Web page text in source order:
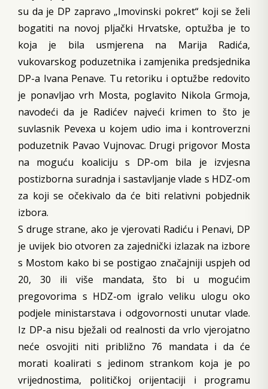
su da je DP zapravo „Imovinski pokret“ koji se želi
bogatiti na novoj pljački Hrvatske, optužba je to
koja je bila usmjerena na Marija Radića,
vukovarskog poduzetnika i zamjenika predsjednika
DP-a Ivana Penave. Tu retoriku i optužbe redovito
je ponavljao vrh Mosta, poglavito Nikola Grmoja,
navodeći da je Radićev najveći krimen to što je
suvlasnik Pevexa u kojem udio ima i kontroverzni
poduzetnik Pavao Vujnovac. Drugi prigovor Mosta
na moguću koaliciju s DP-om bila je izvjesna
postizborna suradnja i sastavljanje vlade s HDZ-om
za koji se očekivalo da će biti relativni pobjednik
izbora.
S druge strane, ako je vjerovati Radiću i Penavi, DP
je uvijek bio otvoren za zajednički izlazak na izbore
s Mostom kako bi se postigao značajniji uspjeh od
20, 30 ili više mandata, što bi u mogućim
pregovorima s HDZ-om igralo veliku ulogu oko
podjele ministarstava i odgovornosti unutar vlade.
Iz DP-a nisu bježali od realnosti da vrlo vjerojatno
neće osvojiti niti približno 76 mandata i da će
morati koalirati s jedinom strankom koja je po
vrijednostima, političkoj orijentaciji i programu